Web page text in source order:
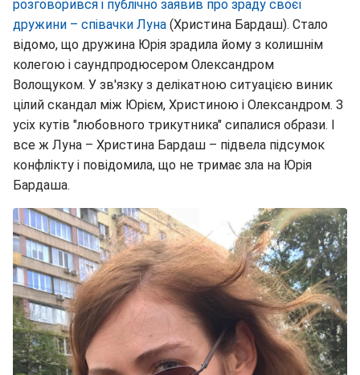
розговорився і публічно заявив про зраду своєї
дружини – співачки Луна (Христина Бардаш). Стало
відомо, що дружина Юрія зрадила йому з колишнім
колегою і саундпродюсером Олександром
Волощуком. У зв'язку з делікатною ситуацією виник
цілий скандал між Юрієм, Христиною і Олександром. З
усіх кутів "любовного трикутника" сипалися образи. І
все ж Луна – Христина Бардаш – підвела підсумок
конфлікту і повідомила, що не тримає зла на Юрія
Бардаша.